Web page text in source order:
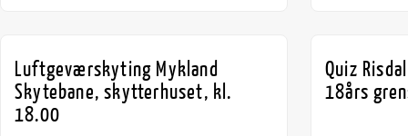
Luftgeværskyting Mykland
Skytebane, skytterhuset, kl.
18.00
Quiz
18års